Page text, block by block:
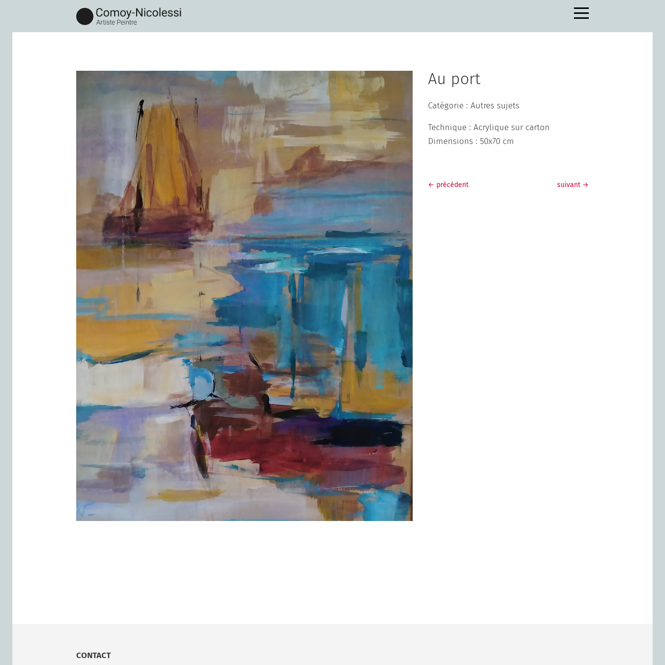
Au port
Catégorie : Autres sujets
Technique : Acrylique sur carton
Dimensions : 50x70 cm
← précédent suivant→
CONTACT